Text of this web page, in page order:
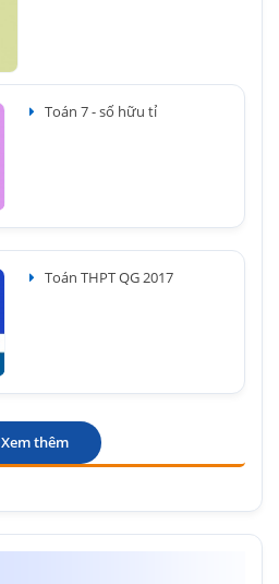
Toán 7 - số hữu tỉ
Toán THPT QG 2017
Xem thêm